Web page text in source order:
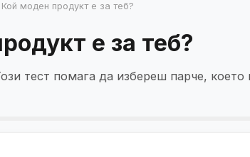
Кой моден продукт е за теб?
е за теб?
тест помага да избереш парче, което